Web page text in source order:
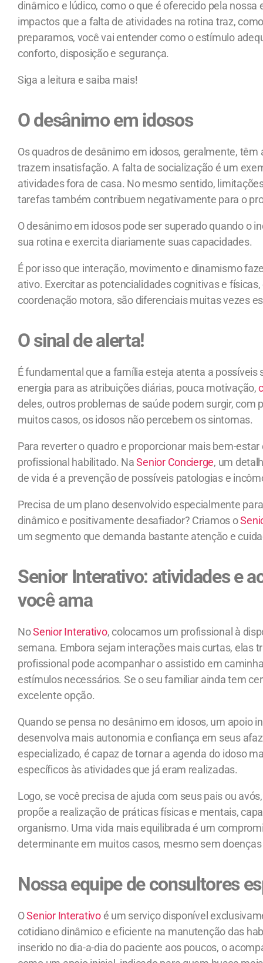
dinâmico e lúdico, como o que é oferecido pela
impactos que a falta de atividades na rotina traz,
preparamos, você vai entender como o estímulo
conforto, disposição e segurança.
Siga a leitura e saiba mais!
Odesânimo em idosos
Os quadros de desânimo em idosos, geralmente,
trazem insatisfação. A falta de socialização é um
atividades fora de casa. No mesmo sentido,
tarefas também contribuem negativamente para o
O desânimo em idosos pode ser superado quando o
sua rotina e exercita diariamente suas capacidades.
É por isso que interação, movimento e dinamismo
ativo. Exercitar as potencialidades cognitivas e
coordenação motora, são diferenciais muitas vezes
O sinal de alerta!
É fundamental que a família esteja atenta a
energia para as atribuições diárias, pouca motivação,
deles, outros problemas de saúde podem surgir, com
muitos casos, os idosos não percebem os sintomas.
Para reverter o quadro e proporcionar mais bem-
profissional habilitado. NaSenior Concierge, um
de vida é a prevenção de possíveis patologias e
Precisa de um plano desenvolvido especialmente
dinâmico e positivamente desafiador? Criamos o
um segmento que demanda bastante atenção e
Senior Interativo: atividades e
você ama
NoSenior Interativo, colocamos um profissional à
semana. Embora sejam interações mais curtas, elas
profissional pode acompanhar o assistido em
estímulos necessários. Se o seu familiar ainda tem
excelente opção.
Quando se pensa no desânimo em idosos, um apoio
desenvolva mais autonomia e confiança em seus
especializado, é capaz de tornar a agenda do idoso
específicos às atividades que já eram realizadas.
Logo, se você precisa de ajuda com seus pais ou
propõe a realização de práticas físicas e mentais,
organismo. Uma vida mais equilibrada é um
determinante em muitos casos, mesmo sem
Nossa equipe de consultores
OSenior Interativoé um serviço disponível
cotidiano dinâmico e eficiente na manutenção das
inserido no dia-a-dia do paciente aos poucos, o